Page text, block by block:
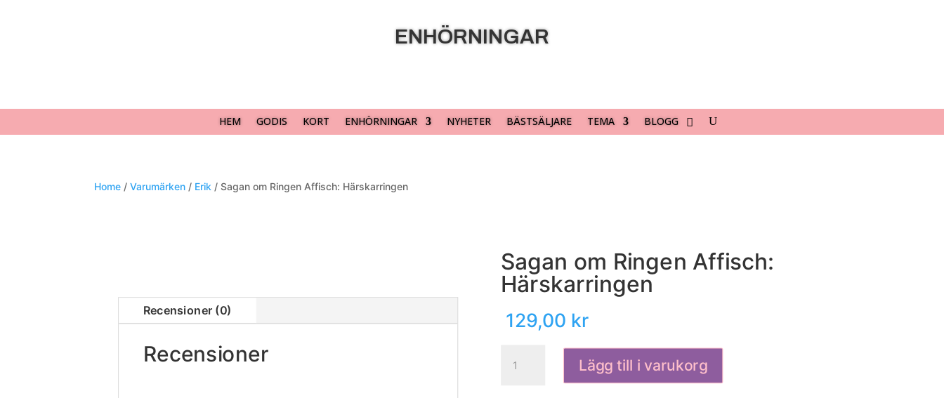
ENHÖRNINGAR
HEM GODIS KORT ENHÖRNINGAR NYHETER BÄSTSÄLJARE TEMA BLOGG
Home /Varumärken / Erik / Sagan om Ringen Affisch: Härskarringen
Recensioner (0)
Recensioner
Sagan om Ringen Affisch:
Härskarringen
129,00 kr
om Lägg till i varukorg